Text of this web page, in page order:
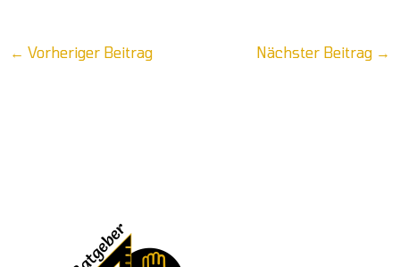
← Vorheriger Beitrag Nächster Beitrag →